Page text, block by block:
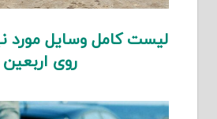
لیست کامل وسایل مورد
روی اربعین